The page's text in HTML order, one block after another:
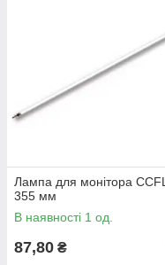
Лампа для монітора CCFL
355 мм
В наявності 1 од.
87,80 ₴